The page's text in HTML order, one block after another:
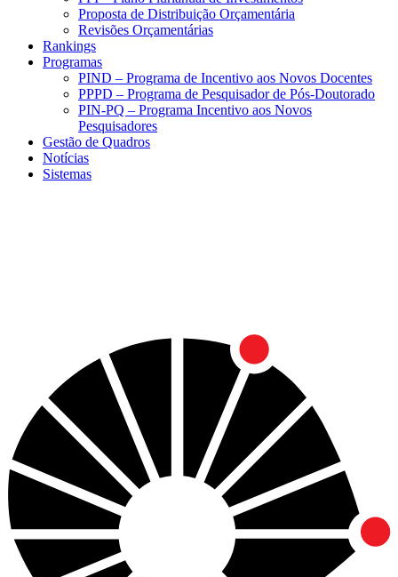
Proposta de Distribuição Orçamentária
Revisões Orçamentárias
Rankings
Programas
PIND – Programa de Incentivo aos Novos Docentes
PPPD – Programa de Pesquisador de Pós-Doutorado
PIN-PQ – Programa Incentivo aos Novos
Pesquisadores
Gestão de Quadros
Notícias
Sistemas